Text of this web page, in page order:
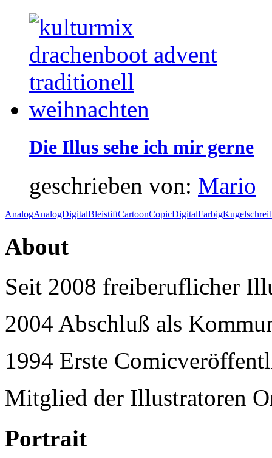
Die Illus sehe ich mir gerne
geschrieben von: Mario
AnalogAnalogDigitalBleistiftCartoonCopicDigitalFarbig
About
Seit 2008 freiberuflicher
2004 Abschluß als
1994 Erste
Mitglied der Illustratoren
Portrait